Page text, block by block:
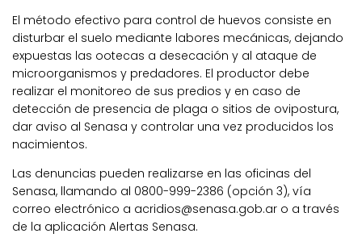
El método efectivo para control de huevos consiste en
disturbar el suelo mediante labores mecánicas, dejando
expuestas las ootecas a desecación y al ataque de
microorganismos y predadores. El productor debe
realizar el monitoreo de sus predios y en caso de
detección de presencia de plaga o sitios de ovipostura,
dar aviso al Senasa y controlar una vez producidos los
nacimientos.
Las denuncias pueden realizarse en las oficinas del
Senasa, llamando al 0800-999-2386 (opción 3), vía
correo electrónico a acridios@senasa.gob.ar o a través
de la aplicación Alertas Senasa.